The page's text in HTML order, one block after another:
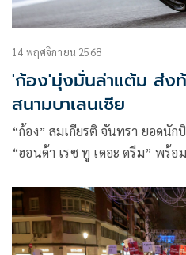
14 พฤศจิกายน 2568
'ก้อง'มุ่งมั่นล่าแต้ม ส่ง
สนามบาเลนเซีย
“ก้อง” สมเกียรติ จันทรา ยอดนัก
“ฮอนด้า เรซ ทู เดอะ ดรีม” พร้อ
เปี่ยมเพื่อล่าแต้มส่งท้ายฤดูกาล ร
นี้ ที่ เซอร์กิต ริคาร์โด ตอร์โม เมื